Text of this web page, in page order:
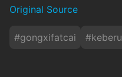
Original Source
#gongxifatcai #